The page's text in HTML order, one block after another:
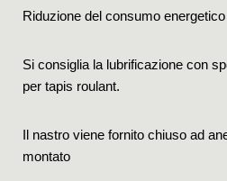
Riduzione del consumo
Si consiglia la lubrificazione con
per tapis roulant.
Il nastro viene fornito chiuso ad
montato